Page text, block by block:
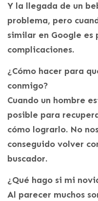
Y la llegada de un
problema, pero
similar en Google es
complicaciones.
¿Cómo hacer para
conmigo?
Cuando un hombre
posible para
cómo lograrlo. No
conseguido volver
buscador.
¿Qué hago si mi
Al parecer muchos